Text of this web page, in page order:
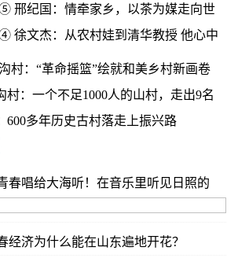
邢纪国：情牵家乡，以茶为媒走向世
徐文杰：从农村娃到清华教授 他心中
村：“革命摇篮”绘就和美乡村新画卷
村：一个不足1000人的山村，走出9名
600多年历史古村落走上振兴路
春唱给大海听！在音乐里听见日照的
经济为什么能在山东遍地开花？